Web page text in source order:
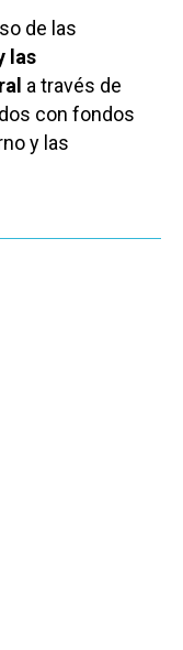
de las
las
a través de
con fondos
y las